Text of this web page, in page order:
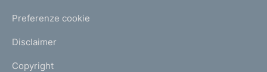
Preferenze cookie
Disclaimer
Copyright